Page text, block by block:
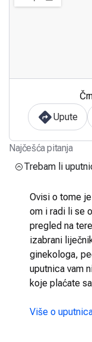
Upute
Najčešća pitanja
Trebam li
Ovisi o tome
om i radi li se
pregled na
izabrani
ginekologa,
uputnica vam
koje plaćate
Više o